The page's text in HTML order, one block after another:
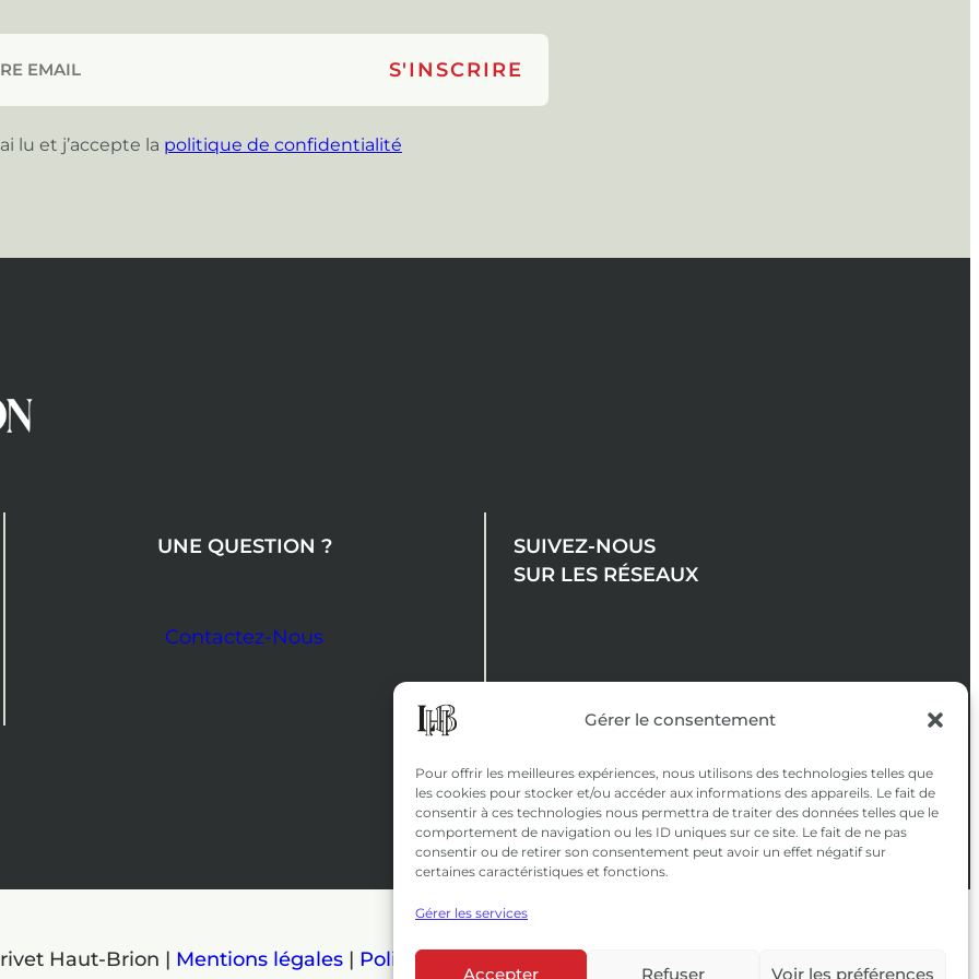
Gérer le consentement
Pour offrir les meilleures expériences, nous utilisons des technologies telles que
les cookies pour stocker et/ou accéder aux informations des appareils. Le fait de
consentir à ces technologies nous permettra de traiter des données telles que le
comportement de navigation ou les ID uniques sur ce site. Le fait de ne pas
consentir ou de retirer son consentement peut avoir un effet négatif sur
certaines caractéristiques et fonctions.
Gérer les services
Accepter Refuser Voir les préférences
lu et j’accepte la politique de confidentialité
UNE QUESTION ?
Contactez-Nous
SUIVEZ-NOUS
SUR LES RÉSEAUX
Haut-Brion | Mentions légales| Politique de confidentialité